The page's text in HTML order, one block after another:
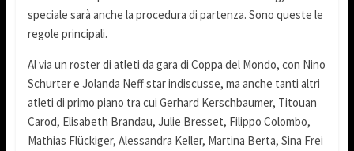
speciale sarà anche la procedura di partenza. Sono queste le
regole principali.
Al via un roster di atleti da gara di Coppa del Mondo, con Nino
Schurter e Jolanda Neff star indiscusse, ma anche tanti altri
atleti di primo piano tra cui Gerhard Kerschbaumer, Titouan
Carod, Elisabeth Brandau, Julie Bresset, Filippo Colombo,
Mathias Flückiger, Alessandra Keller, Martina Berta, Sina Frei